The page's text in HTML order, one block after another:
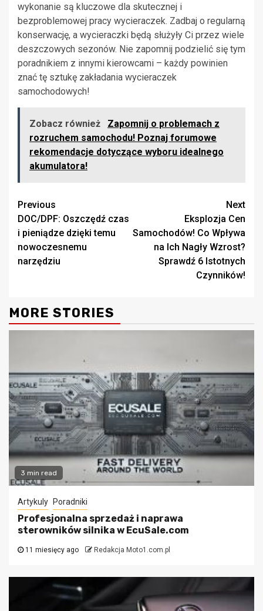
wykonanie są kluczowe dla skutecznej i
bezproblemowej pracy wycieraczek. Zadbaj o regularną
konserwację, a wycieraczki będą służyły Ci przez wiele
deszczowych sezonów. Nie zapomnij podzielić się tym
poradnikiem z innymi kierowcami – każdy powinien
znać tę sztukę zakładania wycieraczek
samochodowych!
Zobacz również
Zapomnij o problemach z
rozruchem samochodu! Poznaj forumowe
rekomendacje dotyczące wyboru idealnego
akumulatora!
Continue
Reading
Previous
DOC/DPF: Oszczędź czas
i pieniądze dzięki temu
nowoczesnemu
narzędziu
Next
Eksplozja Cen
Samochodów! Co Wpływa
na Ich Nagły Wzrost?
Sprawdź 6 Istotnych
Czynników!
MORE STORIES
3 min read
Artykuly Poradniki
Profesjonalna sprzedaż i naprawa
sterowników silnika w EcuSale.com
11 miesięcy ago Redakcja Moto1.com.pl